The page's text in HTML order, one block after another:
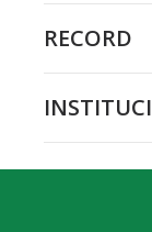
RECORD